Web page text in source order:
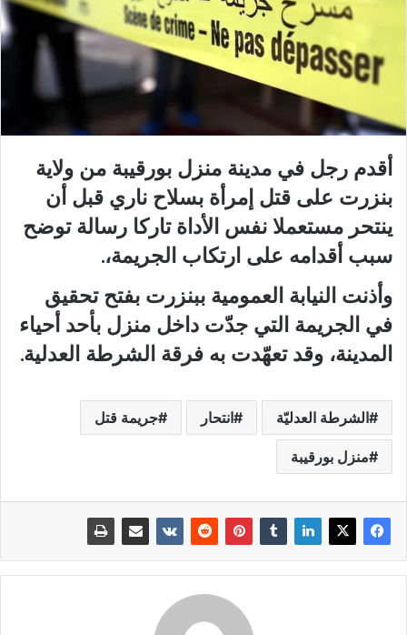
أقدم رجل في مدينة منزل بورقيبة من ولاية
بنزرت على قتل إمرأة بسلاح ناري قبل أن
ينتحر مستعملا نفس الأداة تاركا رسالة توضح
سبب أقدامه على ارتكاب الجريمة،.
وأذنت النيابة العمومية ببنزرت بفتح تحقيق
في الجريمة التي جدّت داخل منزل بأحد أحياء
المدينة، وقد تعهّدت به فرقة الشرطة العدلية.
الشرطة العدليّة انتحار جريمة قتل
منزل بورقيبة